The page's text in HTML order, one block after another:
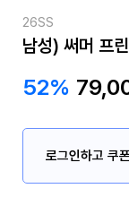
26SS
남성) 써머 프
52%
로그인하고 쿠